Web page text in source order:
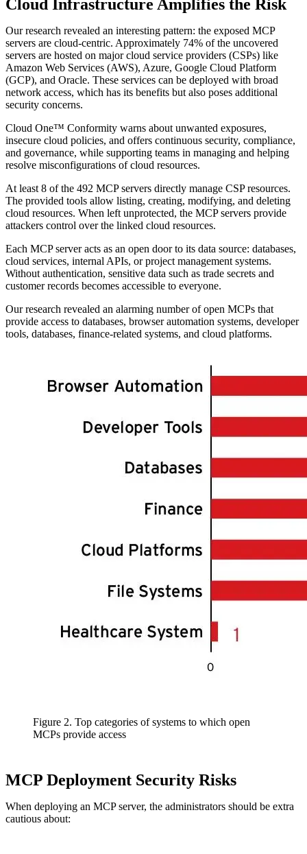
Cloud Infrastructure Amplifies the Risk
Our research revealed an interesting pattern: the exposed MCP
servers are cloud-centric. Approximately 74% of the uncovered
servers are hosted on major cloud service providers (CSPs) like
Amazon Web Services (AWS), Azure, Google Cloud Platform
(GCP), and Oracle. These services can be deployed with broad
network access, which has its benefits but also poses additional
security concerns.
Cloud One™ Conformity warns about unwanted exposures,
insecure cloud policies, and offers continuous security, compliance,
and governance, while supporting teams in managing and helping
resolve misconfigurations of cloud resources.
At least 8 of the 492 MCP servers directly manage CSP resources.
The provided tools allow listing, creating, modifying, and deleting
cloud resources. When left unprotected, the MCP servers provide
attackers control over the linked cloud resources.
Each MCP server acts as an open door to its data source: databases,
cloud services, internal APIs, or project management systems.
Without authentication, sensitive data such as trade secrets and
customer records becomes accessible to everyone.
Our research revealed an alarming number of open MCPs that
provide access to databases, browser automation systems, developer
tools, databases, finance-related systems, and cloud platforms.
Figure 2. Top categories of systems to which open
MCPs provide access
MCP Deployment Security Risks
When deploying an MCP server, the administrators should be extra
cautious about: